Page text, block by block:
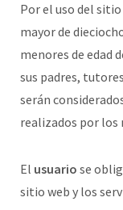
Por el uso del
mayor de
menores de edad
sus padres,
serán
realizados por los
El usuario se
sitio web y los